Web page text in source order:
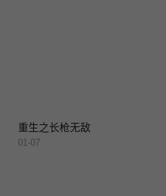
重生之长枪无敌
01-07